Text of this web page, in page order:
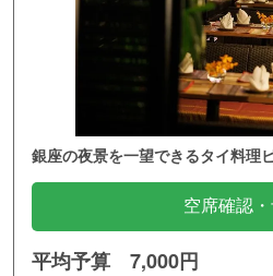
銀座の夜景を一望できるタイ料理
空席確認
平均予算 7,000円